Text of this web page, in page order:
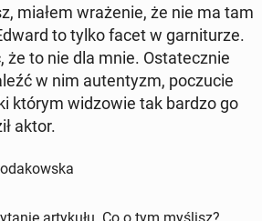
miałem wra­że­nie, że nie ma tam
to tylko facet w gar­ni­tu­rze.
że to nie dla mnie. Osta­tecz­nie
w nim au­ten­tyzm, po­czu­cie
którym wi­dzo­wie tak bardzo go
aktor.